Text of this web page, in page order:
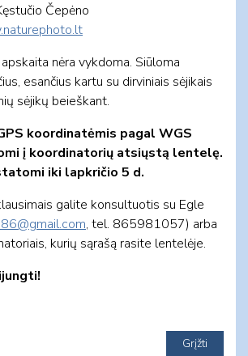
Čepėno
nėra vykdoma. Siūloma
esančius kartu su dirviniais sėjikais
sėjikų beieškant.
koordinatėmis pagal WGS
į koordinatorių atsiųstą lentelę.
iki lapkričio 5 d.
galite konsultuotis su Egle
, tel. 865981057) arba
kurių sąrašą rasite lentelėje.